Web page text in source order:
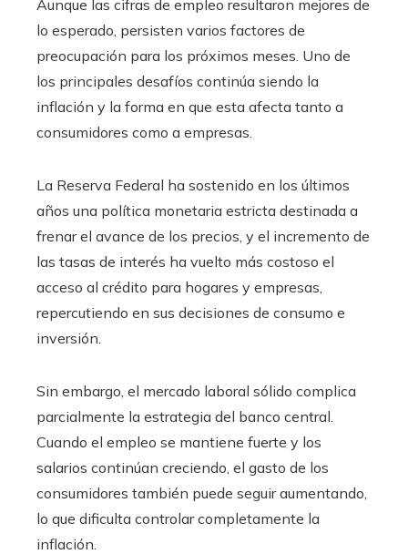
Aunque las cifras de empleo resultaron mejores de
lo esperado, persisten varios factores de
preocupación para los próximos meses. Uno de
los principales desafíos continúa siendo la
inflación y la forma en que esta afecta tanto a
consumidores como a empresas.
La Reserva Federal ha sostenido en los últimos
años una política monetaria estricta destinada a
frenar el avance de los precios, y el incremento de
las tasas de interés ha vuelto más costoso el
acceso al crédito para hogares y empresas,
repercutiendo en sus decisiones de consumo e
inversión.
Sin embargo, el mercado laboral sólido complica
parcialmente la estrategia del banco central.
Cuando el empleo se mantiene fuerte y los
salarios continúan creciendo, el gasto de los
consumidores también puede seguir aumentando,
lo que dificulta controlar completamente la
inflación.